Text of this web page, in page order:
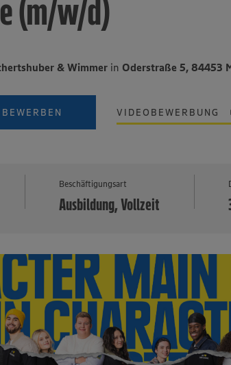
(m/w/d)
& Wimmer in Oderstraße 5, 84453
VIDEOBEWERBUNG
Beschäftigungsart
Ausbildung, Vollzeit